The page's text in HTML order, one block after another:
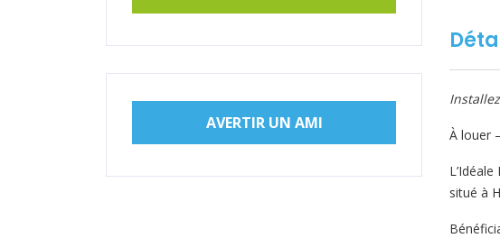
AVERTIR UN AMI
À louer
situé à